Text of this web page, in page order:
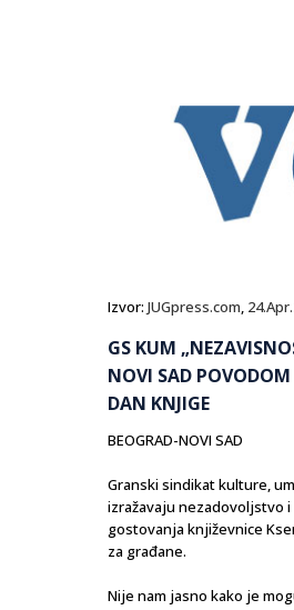
Izvor: JUGpress.com,
GS KUM
NOVI SAD POVODOM
DAN KNJIGE
BEOGRAD-NOVI SAD
Granski sindikat kulture,
izražavaju nezadovoljstvo
gostovanja književnice
za građane.
Nije nam jasno kako je